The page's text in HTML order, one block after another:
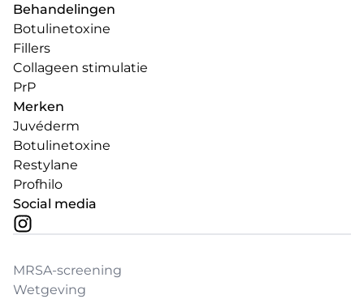
Behandelingen
Botulinetoxine
Fillers
Collageen stimulatie
PrP
Merken
Juvéderm
Botulinetoxine
Restylane
Profhilo
Social media
MRSA-screening
Wetgeving